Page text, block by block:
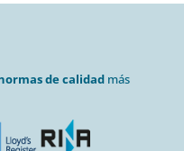
de calidadmás